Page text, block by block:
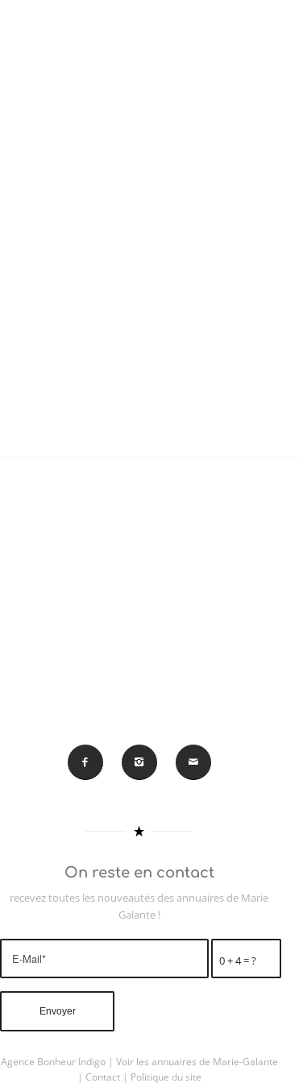
On reste en contact
recevez toutes les nouveautés des annuaires de Marie
Galante !
0 + 4 = ?
Agence Bonheur Indigo| Voir les annuaires de Marie-Galante
| Contact| Politique du site